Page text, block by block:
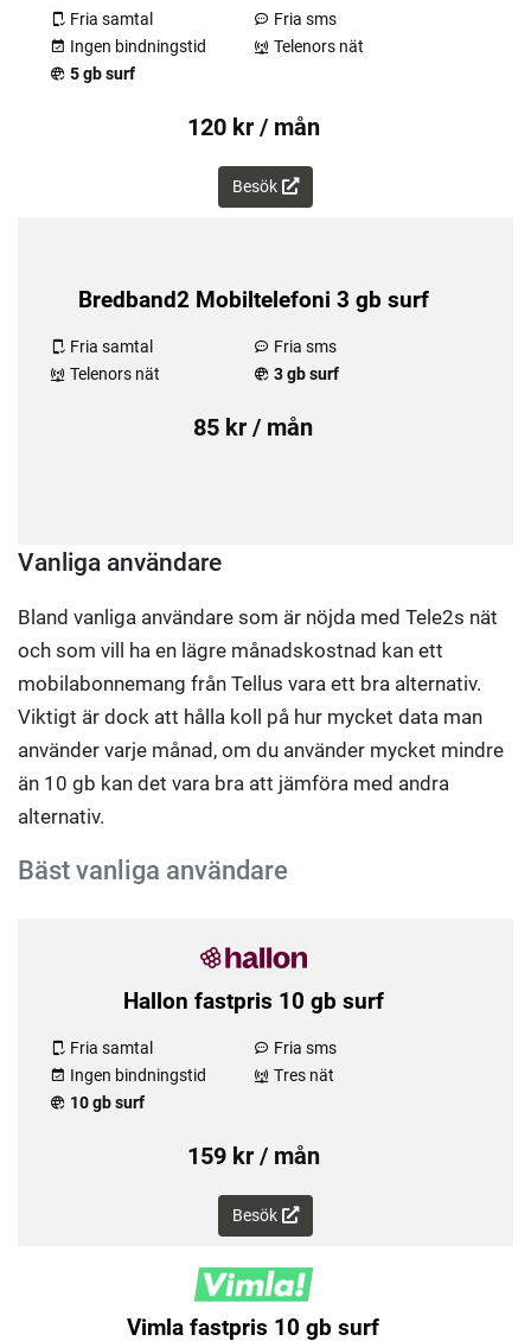
Fria samtal
Fria sms
Ingen bindningstid
Telenors nät
5 gb surf
120 kr / mån
Besök
Bredband2 Mobiltelefoni 3 gb surf
Fria samtal
Fria sms
Telenors nät
3 gb surf
85 kr / mån
Vanliga användare
Bland vanliga användare som är nöjda med Tele2s nät
och som vill ha en lägre månadskostnad kan ett
mobilabonnemang från Tellus vara ett bra alternativ.
Viktigt är dock att hålla koll på hur mycket data man
använder varje månad, om du använder mycket mindre
än 10 gb kan det vara bra att jämföra med andra
alternativ.
Bäst vanliga användare
Hallon fastpris 10 gb surf
Fria samtal
Fria sms
Ingen bindningstid
Tres nät
10 gb surf
159 kr / mån
Besök
Vimla fastpris 10 gb surf